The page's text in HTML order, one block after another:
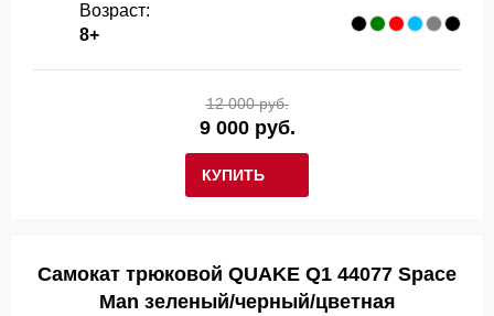
Возраст:
8+
КУПИТЬ
12 000 руб.
9 000 руб.
Самокат трюковой QUAKE Q1 44077 Space
Man зеленый/черный/цветная